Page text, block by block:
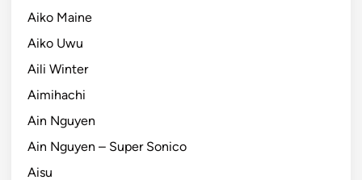
Aiko Maine
Aiko Uwu
Aili Winter
Aimihachi
Ain Nguyen
Ain Nguyen – Super Sonico
Aisu